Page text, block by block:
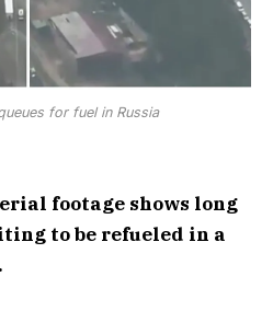
for fuel in Russia
footage shows long
to be refueled in a